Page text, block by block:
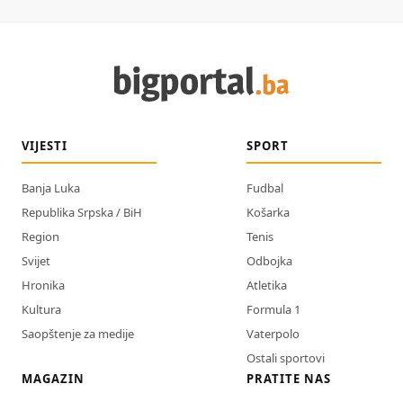
VIJESTI
Banja Luka
Republika Srpska / BiH
Region
Svijet
Hronika
Kultura
Saopštenje za medije
SPORT
Fudbal
Košarka
Tenis
Odbojka
Atletika
Formula 1
Vaterpolo
Ostali sportovi
MAGAZIN
PRATITE NAS